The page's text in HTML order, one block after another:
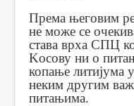
Према његовим
не може се
става врха СПЦ
Kосову ни о
копање литијума
неким другим
питањима.